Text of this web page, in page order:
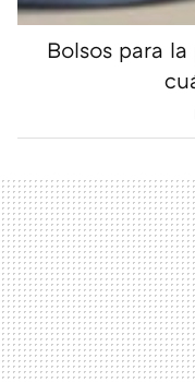
Bolsos para